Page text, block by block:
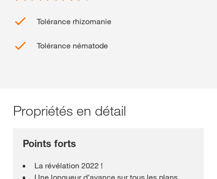
Tolérance rhizomanie
Tolérance nématode
Propriétés en détail
Points forts
La révélation 2022 !
Une longueur d’avance sur tous les plans